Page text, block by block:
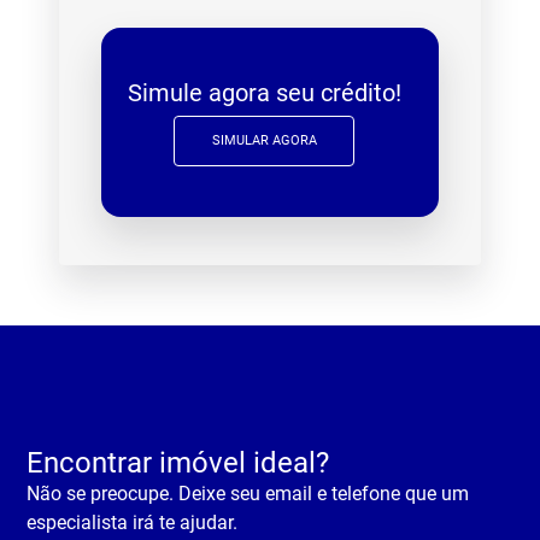
Simule agora seu crédito!
SIMULAR AGORA
Encontrar imóvel ideal?
Não se preocupe. Deixe seu email e telefone que um
especialista irá te ajudar.